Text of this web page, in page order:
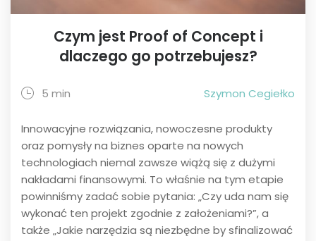
Czym jest Proof of Concept i
dlaczego go potrzebujesz?
5 min Szymon Cegiełko
Innowacyjne rozwiązania, nowoczesne produkty
oraz pomysły na biznes oparte na nowych
technologiach niemal zawsze wiążą się z dużymi
nakładami finansowymi. To właśnie na tym etapie
powinniśmy zadać sobie pytania: „Czy uda nam się
wykonać ten projekt zgodnie z założeniami?”, a
także „Jakie narzędzia są niezbędne by sfinalizować